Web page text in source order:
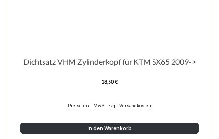
Dichtsatz VHM Zylinderkopf für KTM SX65 2009->
Regulärer Preis:
18,50 €
Preise inkl. MwSt. zzgl. Versandkosten
In den Warenkorb